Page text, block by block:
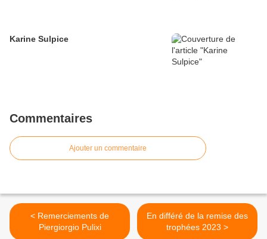
Karine Sulpice
Commentaires
Ajouter un commentaire
< Remerciements de
Piergiorgio Pulixi
En différé de la remise des
trophées 2023 >